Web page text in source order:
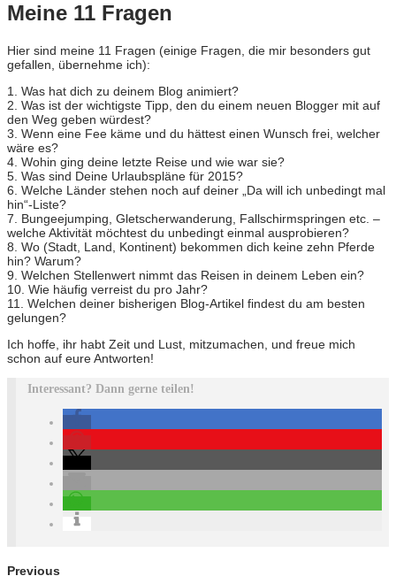
Meine 11 Fragen
Hier sind meine 11 Fragen (einige Fragen, die mir besonders gut
gefallen, übernehme ich):
1. Was hat dich zu deinem Blog animiert?
2. Was ist der wichtigste Tipp, den du einem neuen Blogger mit auf
den Weg geben würdest?
3. Wenn eine Fee käme und du hättest einen Wunsch frei, welcher
wäre es?
4. Wohin ging deine letzte Reise und wie war sie?
5. Was sind Deine Urlaubspläne für 2015?
6. Welche Länder stehen noch auf deiner „Da will ich unbedingt mal
hin“-Liste?
7. Bungeejumping, Gletscherwanderung, Fallschirmspringen etc. –
welche Aktivität möchtest du unbedingt einmal ausprobieren?
8. Wo (Stadt, Land, Kontinent) bekommen dich keine zehn Pferde
hin? Warum?
9. Welchen Stellenwert nimmt das Reisen in deinem Leben ein?
10. Wie häufig verreist du pro Jahr?
11. Welchen deiner bisherigen Blog-Artikel findest du am besten
gelungen?
Ich hoffe, ihr habt Zeit und Lust, mitzumachen, und freue mich
schon auf eure Antworten!
Interessant? Dann gerne teilen!
Previous